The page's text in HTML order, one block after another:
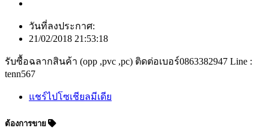
วันที่ลงประกาศ:
21/02/2018 21:53:18
รับซื้อฉลากสินค้า (opp ,pvc ,pc) ติดต่อเบอร์0863382947 Line :
tenn567
แชร์ไปโซเชียลมีเดีย
ต้องการขาย